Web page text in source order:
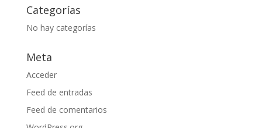
Categorías
No hay categorías
Meta
Acceder
Feed de entradas
Feed de comentarios